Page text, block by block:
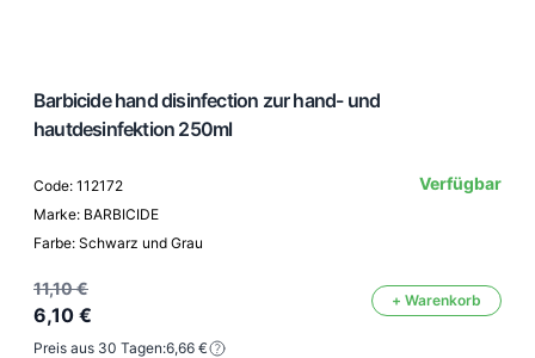
Barbicide hand disinfection zur hand- und
hautdesinfektion 250ml
Code: 112172
Marke: BARBICIDE
Farbe: Schwarz und Grau
Verfügbar
11,10 €
6,10 €
+ Warenkorb
Preis aus 30 Tagen:6,66 €